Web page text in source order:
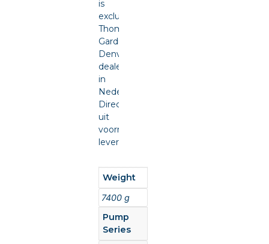
is
exclusief
Thomas
Gardner
Denver
dealer
in
Nederland.
Direct
uit
voorraad
leverbaar.
Weight
7400 g
Pump
Series